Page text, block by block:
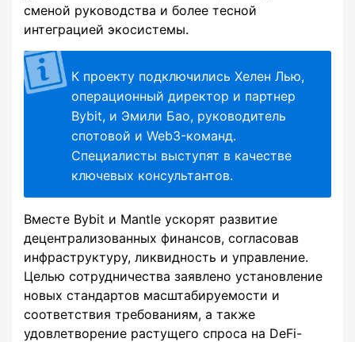
сменой руководства и более тесной
интеграцией экосистемы.
К проекту подключились Хелен Лью,
операционный директор и партнер
Bybit, и Эмили Бао, руководитель
спотовой и Web3-команд.
Специалисты выступят в качестве
ключевых консультантов.
Вместе Bybit и Mantle ускорят развитие
децентрализованных финансов, согласовав
инфраструктуру, ликвидность и управление.
Целью сотрудничества заявлено установление
новых стандартов масштабируемости и
соответствия требованиям, а также
удовлетворение растущего спроса на DeFi-